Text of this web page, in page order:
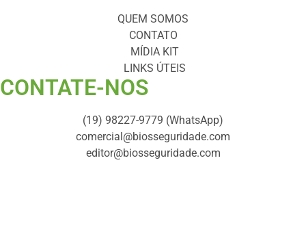
QUEM SOMOS
CONTATO
MÍDIA KIT
LINKS ÚTEIS
CONTATE-NOS ​
(19) 98227-9779 (WhatsApp)
comercial@biosseguridade.com
editor@biosseguridade.com